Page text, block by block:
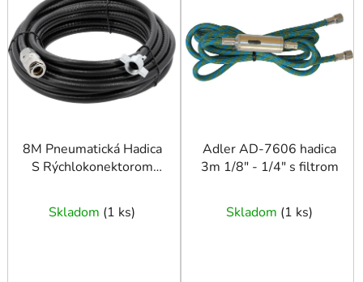
s
p
8M Pneumatická Hadica
S Rýchlokonektorom
Skladom (1 ks)
Adler AD-7606 hadica
3m 1/8″ - 1/4″ s filtrom
Skladom (1 ks)